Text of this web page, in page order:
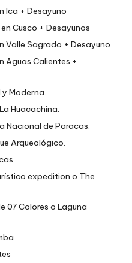
Ica + Desayuno
Cusco + Desayunos
Valle Sagrado + Desayuno
Aguas Calientes +
Moderna.
Huacachina.
Nacional de Paracas.
Arqueológico.
expedition o The
07 Colores o Laguna